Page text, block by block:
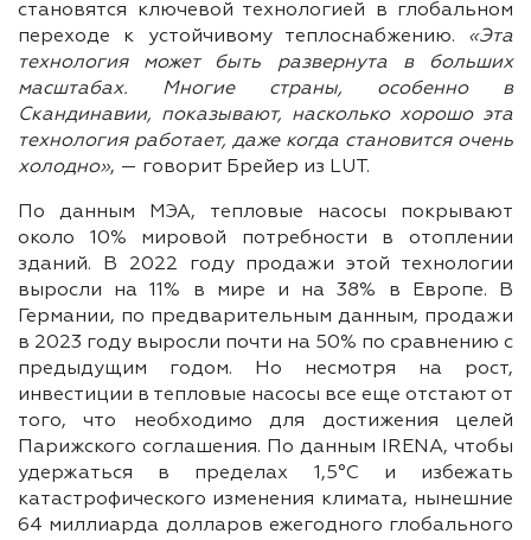
становятся ключевой технологией в глобальном
переходе к устойчивому теплоснабжению. «Эта
технология может быть развернута в больших
масштабах. Многие страны, особенно в
Скандинавии, показывают, насколько хорошо эта
технология работает, даже когда становится очень
холодно», — говорит Брейер из LUT.
По данным МЭА, тепловые насосы покрывают
около 10% мировой потребности в отоплении
зданий. В 2022 году продажи этой технологии
выросли на 11% в мире и на 38% в Европе. В
Германии, по предварительным данным, продажи
в 2023 году выросли почти на 50% по сравнению с
предыдущим годом. Но несмотря на рост,
инвестиции в тепловые насосы все еще отстают от
того, что необходимо для достижения целей
Парижского соглашения. По данным IRENA, чтобы
удержаться в пределах 1,5°С и избежать
катастрофического изменения климата, нынешние
64 миллиарда долларов ежегодного глобального